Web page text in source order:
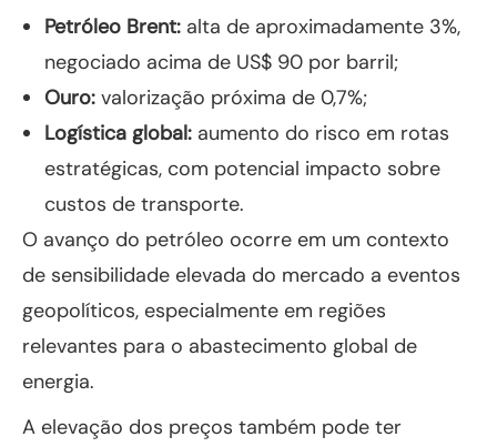
Petróleo Brent: alta de aproximadamente 3%,
negociado acima de US$ 90 por barril;
Ouro: valorização próxima de 0,7%;
Logística global: aumento do risco em rotas
estratégicas, com potencial impacto sobre
custos de transporte.
O avanço do petróleo ocorre em um contexto
de sensibilidade elevada do mercado a eventos
geopolíticos, especialmente em regiões
relevantes para o abastecimento global de
energia.
A elevação dos preços também pode ter